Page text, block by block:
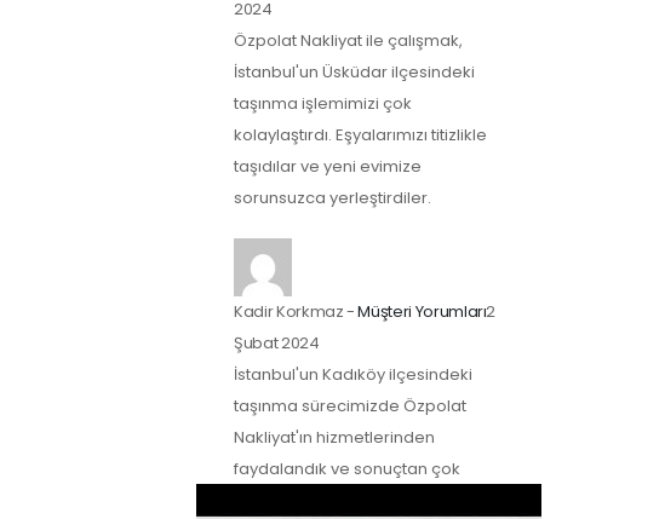
2024
Özpolat Nakliyat ile çalışmak,
İstanbul'un Üsküdar ilçesindeki
taşınma işlemimizi çok
kolaylaştırdı. Eşyalarımızı titizlikle
taşıdılar ve yeni evimize
sorunsuzca yerleştirdiler.
Kadir Korkmaz-Müşteri Yorumları2
Şubat 2024
İstanbul'un Kadıköy ilçesindeki
taşınma sürecimizde Özpolat
Nakliyat'ın hizmetlerinden
faydalandık ve sonuçtan çok